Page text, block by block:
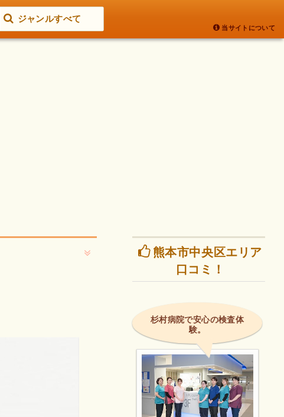
ジャンルすべて
当サイトについて
熊本市中央区エリア
口コミ！
杉村病院で安心の検査体
験。